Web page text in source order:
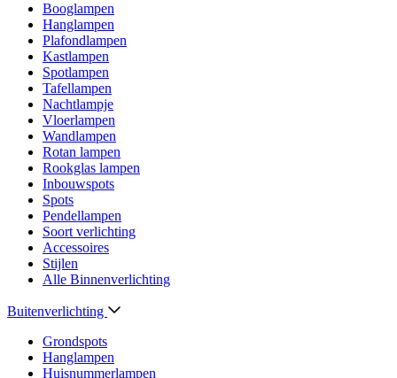
Booglampen
Hanglampen
Plafondlampen
Kastlampen
Spotlampen
Tafellampen
Nachtlampje
Vloerlampen
Wandlampen
Rotan lampen
Rookglas lampen
Inbouwspots
Spots
Pendellampen
Soort verlichting
Accessoires
Stijlen
Alle Binnenverlichting
Buitenverlichting
Grondspots
Hanglampen
Huisnummerlampen